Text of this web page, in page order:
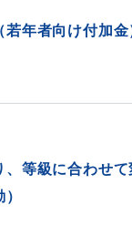
年者向け付加金
等級に合わせ